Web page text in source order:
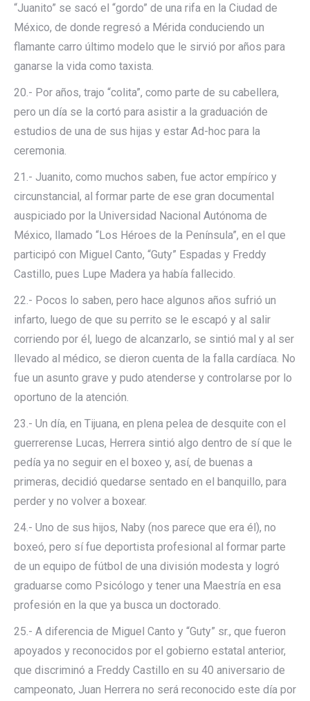
“Juanito” se sacó el “gordo” de una rifa en la Ciudad de
México, de donde regresó a Mérida conduciendo un
flamante carro último modelo que le sirvió por años para
ganarse la vida como taxista.
20.- Por años, trajo “colita”, como parte de su cabellera,
pero un día se la cortó para asistir a la graduación de
estudios de una de sus hijas y estar Ad-hoc para la
ceremonia.
21.- Juanito, como muchos saben, fue actor empírico y
circunstancial, al formar parte de ese gran documental
auspiciado por la Universidad Nacional Autónoma de
México, llamado “Los Héroes de la Península”, en el que
participó con Miguel Canto, “Guty” Espadas y Freddy
Castillo, pues Lupe Madera ya había fallecido.
22.- Pocos lo saben, pero hace algunos años sufrió un
infarto, luego de que su perrito se le escapó y al salir
corriendo por él, luego de alcanzarlo, se sintió mal y al ser
llevado al médico, se dieron cuenta de la falla cardíaca. No
fue un asunto grave y pudo atenderse y controlarse por lo
oportuno de la atención.
23.- Un día, en Tijuana, en plena pelea de desquite con el
guerrerense Lucas, Herrera sintió algo dentro de sí que le
pedía ya no seguir en el boxeo y, así, de buenas a
primeras, decidió quedarse sentado en el banquillo, para
perder y no volver a boxear.
24.- Uno de sus hijos, Naby (nos parece que era él), no
boxeó, pero sí fue deportista profesional al formar parte
de un equipo de fútbol de una división modesta y logró
graduarse como Psicólogo y tener una Maestría en esa
profesión en la que ya busca un doctorado.
25.- A diferencia de Miguel Canto y “Guty” sr., que fueron
apoyados y reconocidos por el gobierno estatal anterior,
que discriminó a Freddy Castillo en su 40 aniversario de
campeonato, Juan Herrera no será reconocido este día por